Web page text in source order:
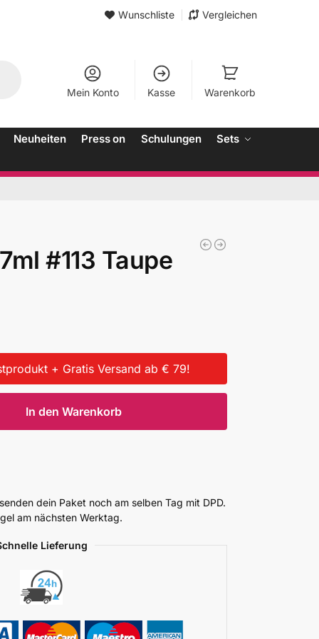
Wunschliste Vergleichen
Mein Konto Kasse Warenkorb
Neuheiten Press on Schulungen Sets
#113 Taupe
+ Gratis Versand ab € 79!
In den Warenkorb
dein Paket noch am selben Tag mit DPD.
am nächsten Werktag.
Lieferung